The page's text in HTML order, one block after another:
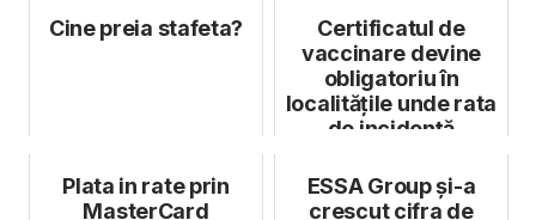
Cine preia stafeta?
Certificatul de
vaccinare devine
obligatoriu în
localitățile unde rata
de incidență
Plata in rate prin
MasterCard
ESSA Group și-a
crescut cifra de